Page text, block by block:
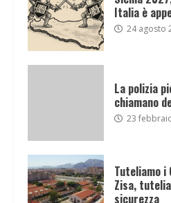
Italia è
24 agosto
La polizia
chiamano
23
Tuteliamo
Zisa,
sicurezza